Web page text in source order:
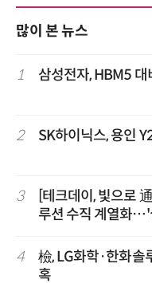
많이 본 뉴스
1 삼성전자, HBM5
2 SK하이닉스, 용인
3
[테크데이, 빛으로
루션 수직 계열화…'
4
檢, LG화학·한화솔
혹